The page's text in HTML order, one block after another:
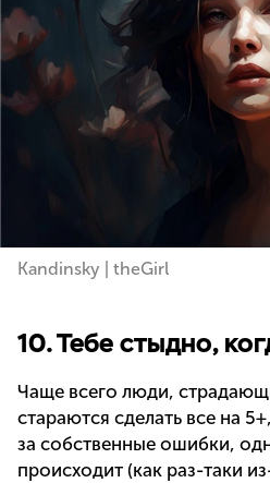
Kandinsky | theGirl
10. Тебе стыдно,
Чаще всего люди,
стараются сделать все на
за собственные ошибки,
происходит (как раз-таки